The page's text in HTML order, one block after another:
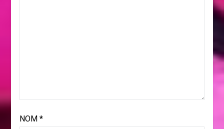
NOM *